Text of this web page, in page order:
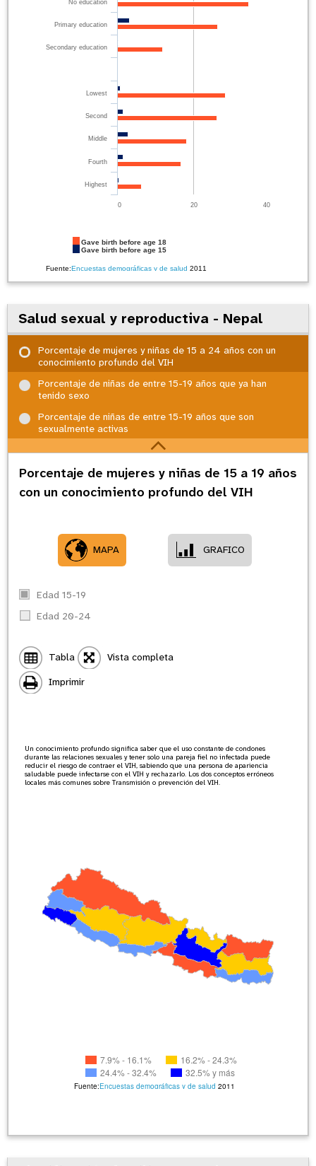
Fuente:Encuestas demográficas y de salud 2011
Gave birth before age 18
Gave birth before age 15
No education
Primary education
Secondary education
Lowest
Second
Middle
Fourth
Highest
0 20 40
Salud sexual y reproductiva - Nepal
Porcentaje de mujeres y niñas de 15 a 24 años con un
conocimiento profundo del VIH
Porcentaje de niñas de entre 15-19 años que ya han
tenido sexo
Porcentaje de niñas de entre 15-19 años que son
sexualmente activas
Porcentaje de mujeres y niñas de 15 a 19 años
con un conocimiento profundo del VIH
MAPA GRAFICO
Edad 15-19
Edad 20-24
Tabla
Vista completa
Imprimir
Un conocimiento profundo significa saber que el uso constante de condones
durante las relaciones sexuales y tener solo una pareja fiel no infectada puede
reducir el riesgo de contraer el VIH, sabiendo que una persona de apariencia
saludable puede infectarse con el VIH y rechazarlo. Los dos conceptos erróneos
locales más comunes sobre Transmisión o prevención del VIH.
Fuente:Encuestas demográficas y de salud 2011
7.9% - 16.1%
16.2% - 24.3%
24.4% - 32.4%
32.5% y más